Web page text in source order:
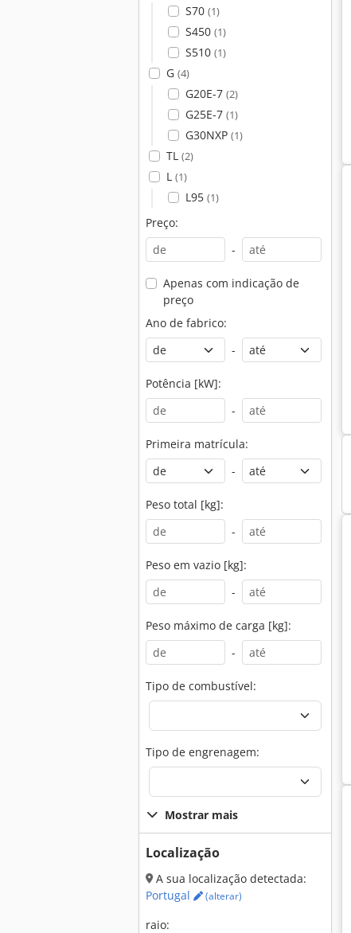
S70 (1)
S450 (1)
S510 (1)
G (4)
G20E-7 (2)
G25E-7 (1)
G30NXP (1)
TL (2)
L (1)
L95 (1)
Preço:
-
Apenas com indicação de
preço
Ano de fabrico:
-
Potência [kW]:
-
Primeira matrícula:
-
Peso total [kg]:
-
Peso em vazio [kg]:
-
Peso máximo de carga [kg]:
-
Tipo de combustível:
Tipo de engrenagem:
Mostrar mais
Localização
A sua localização detectada:
Portugal
(alterar)
raio:
Zaidi Chefe Carregador Frontal